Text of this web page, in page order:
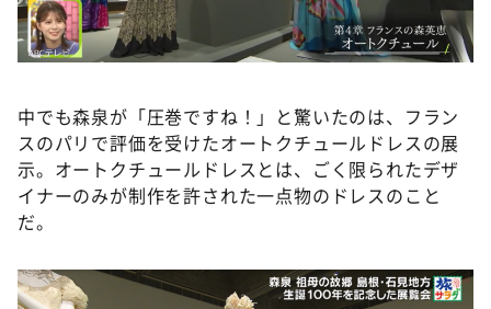
中でも森泉が「圧巻ですね！」と驚いたのは、フラン
スのパリで評価を受けたオートクチュールドレスの展
示。オートクチュールドレスとは、ごく限られたデザ
イナーのみが制作を許された一点物のドレスのこと
だ。